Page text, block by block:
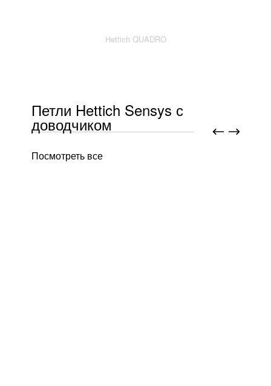
Hettich QUADRO
Петли Hettich Sensys с
доводчиком
Посмотреть все